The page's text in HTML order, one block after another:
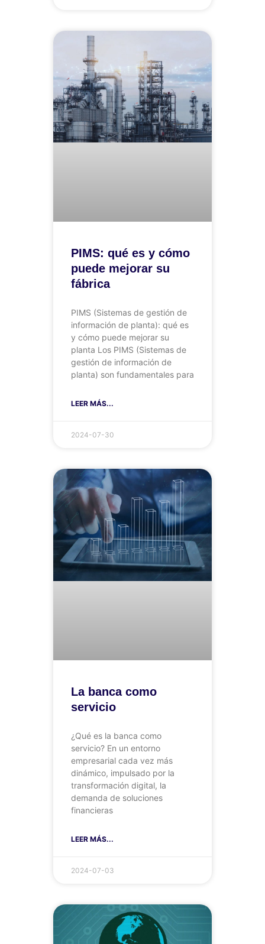
PIMS: qué es y cómo
puede mejorar su
fábrica
PIMS (Sistemas de gestión de
información de planta): qué es
y cómo puede mejorar su
planta Los PIMS (Sistemas de
gestión de información de
planta) son fundamentales para
LEER MÁS...
2024-07-30
La banca como
servicio
¿Qué es la banca como
servicio? En un entorno
empresarial cada vez más
dinámico, impulsado por la
transformación digital, la
demanda de soluciones
financieras
LEER MÁS...
2024-07-03